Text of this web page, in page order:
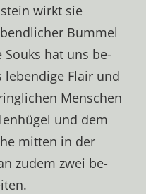
wirkt sie
Bum­mel
Souks hat uns be­
le­ben­di­ge Flair und
Men­schen
und dem
mit­ten in der
zu­dem zwei be­